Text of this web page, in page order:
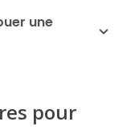
une
pour